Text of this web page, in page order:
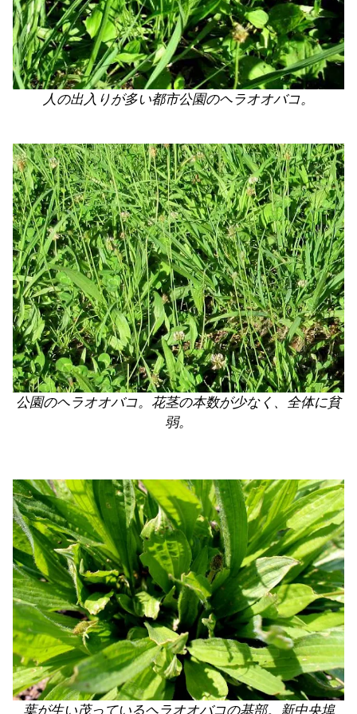
人の出入りが多い都市公園のヘラオオバコ。
公園のヘラオオバコ。花茎の本数が少なく、全体に貧
弱。
葉が生い茂っているヘラオオバコの基部。新中央埠